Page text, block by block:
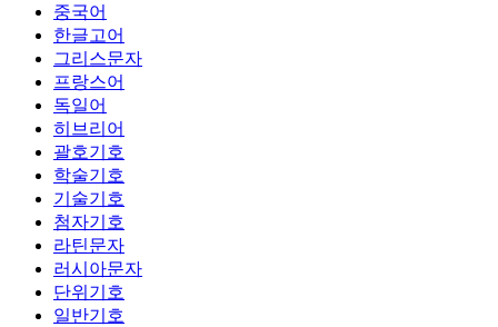
중국어
한글고어
그리스문자
프랑스어
독일어
히브리어
괄호기호
학술기호
기술기호
첨자기호
라틴문자
러시아문자
단위기호
일반기호